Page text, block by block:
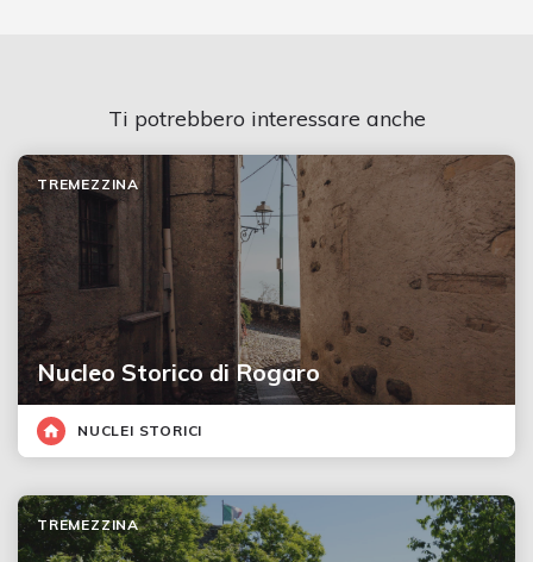
Ti potrebbero interessare anche
Nucleo Storico di Rogaro
TREMEZZINA
NUCLEI STORICI
TREMEZZINA